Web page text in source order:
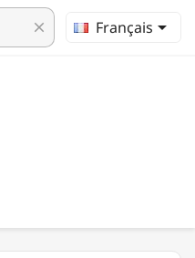
clear Français